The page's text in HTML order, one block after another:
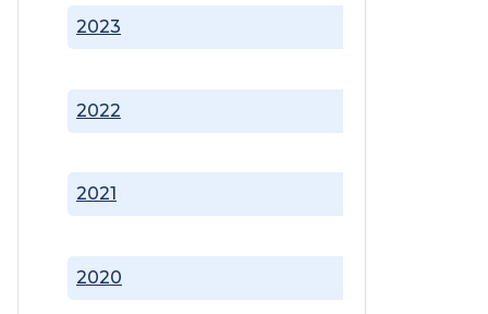
2020
2021
2022
2023